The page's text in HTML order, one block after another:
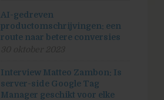
AI-gedreven
productomschrijvingen: een
route naar betere conversies
Interview Matteo Zambon: Is
server-side Google Tag
Manager geschikt voor elke